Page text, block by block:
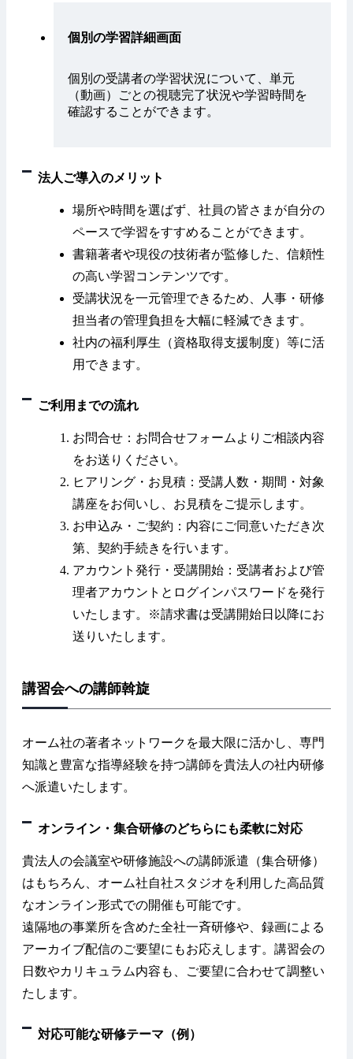
個別の学習詳細画面
個別の受講者の学習状況について、単元
（動画）ごとの視聴完了状況や学習時間を
確認することができます。
法人ご導入のメリット
場所や時間を選ばず、社員の皆さまが自分の
ペースで学習をすすめることができます。
書籍著者や現役の技術者が監修した、信頼性
の高い学習コンテンツです。
受講状況を一元管理できるため、人事・研修
担当者の管理負担を大幅に軽減できます。
社内の福利厚生（資格取得支援制度）等に活
用できます。
ご利用までの流れ
お問合せ：お問合せフォームよりご相談内容
をお送りください。
ヒアリング・お見積：受講人数・期間・対象
講座をお伺いし、お見積をご提示します。
お申込み・ご契約：内容にご同意いただき次
第、契約手続きを行います。
アカウント発行・受講開始：受講者および管
理者アカウントとログインパスワードを発行
いたします。※請求書は受講開始日以降にお
送りいたします。
講習会への講師斡旋
オーム社の著者ネットワークを最大限に活かし、専門
知識と豊富な指導経験を持つ講師を貴法人の社内研修
へ派遣いたします。
オンライン・集合研修のどちらにも柔軟に対応
貴法人の会議室や研修施設への講師派遣（集合研修）
はもちろん、オーム社自社スタジオを利用した高品質
なオンライン形式での開催も可能です。
遠隔地の事業所を含めた全社一斉研修や、録画による
アーカイブ配信のご要望にもお応えします。講習会の
日数やカリキュラム内容も、ご要望に合わせて調整い
たします。
対応可能な研修テーマ（例）